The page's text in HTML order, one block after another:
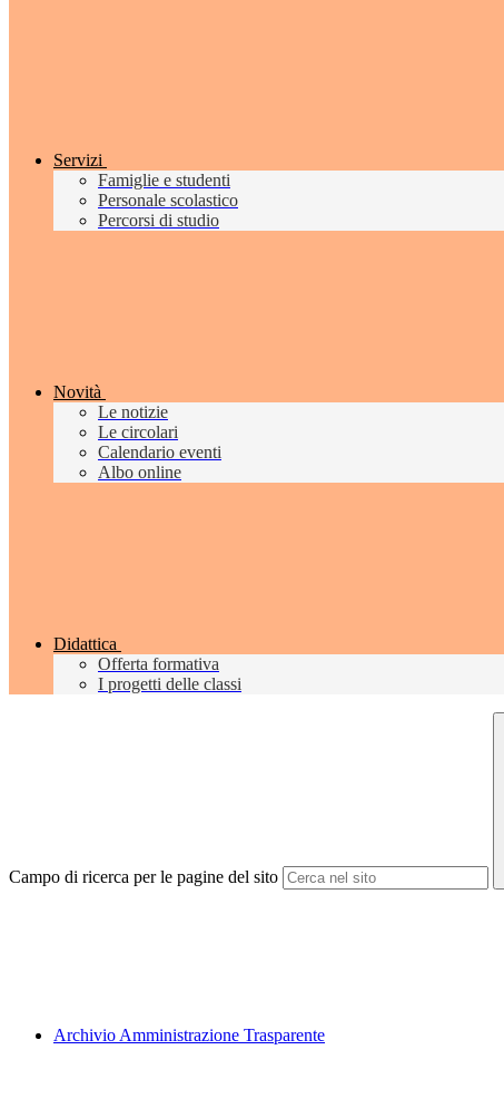
Servizi
Famiglie e studenti
Personale scolastico
Percorsi di studio
Novità
Le notizie
Le circolari
Calendario eventi
Albo online
Didattica
Offerta formativa
I progetti delle classi
Campo di ricerca per le pagine del sito
Archivio Amministrazione Trasparente